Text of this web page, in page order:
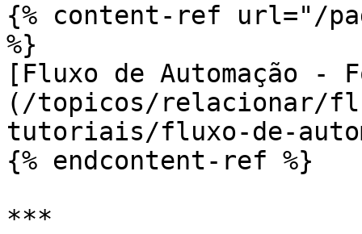
{% content-ref url="/
%}
[Fluxo de Automação -
(/topicos/relacionar/
tutoriais/fluxo-de-
{% endcontent-ref %}
***